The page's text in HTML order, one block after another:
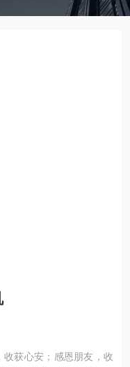
获心安；感恩朋友，收